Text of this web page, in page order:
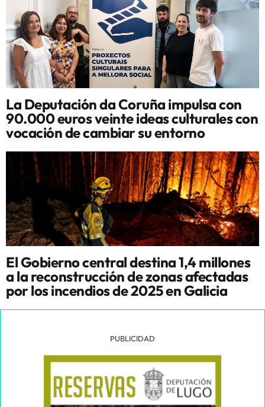
La Deputación da Coruña impulsa con
90.000 euros veinte ideas culturales con
vocación de cambiar su entorno
El Gobierno central destina 1,4 millones
a la reconstrucción de zonas afectadas
por los incendios de 2025 en Galicia
PUBLICIDAD